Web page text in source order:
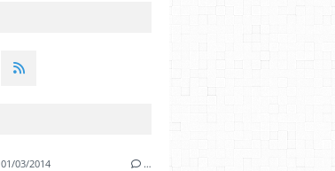
01/03/2014 …